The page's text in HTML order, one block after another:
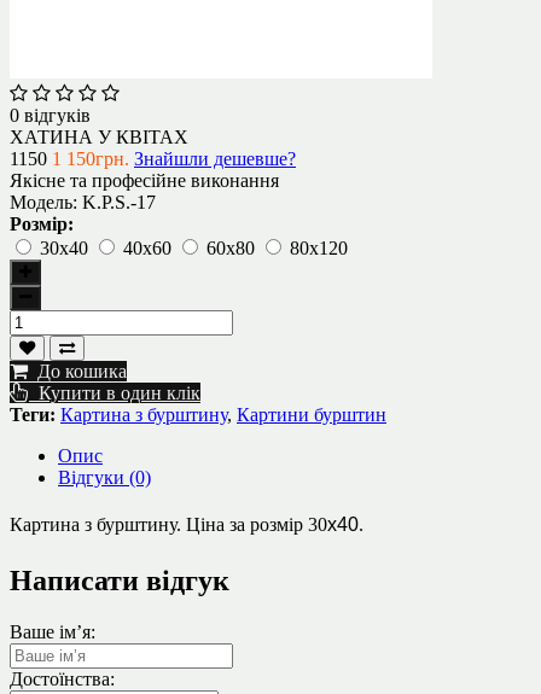
0 відгуків
ХАТИНА У КВІТАХ
1150 1 150грн. Знайшли дешевше?
Якісне та професійне виконання
Модель: K.P.S.-17
Розмір:
30х40
40х60 60х80 80х120
До кошика
Купити в один клік
Теги: Картина з бурштину, Картини бурштин
Опис
Відгуки (0)
Картина з бурштину. Ціна за розмір 30х40.
Написати відгук
Ваше ім’я:
Достоїнства: